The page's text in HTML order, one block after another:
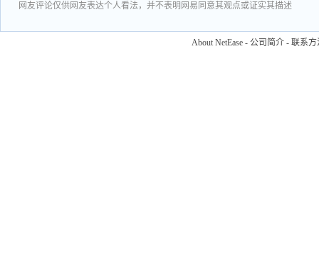
网友评论仅供网友表达个人看法，并不表明网易同意其观点或证实其描述
About NetEase - 公司简介 - 联系方